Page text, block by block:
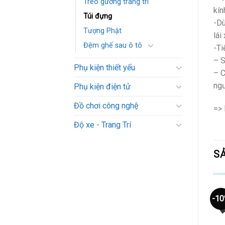
-
lái
-
–
–
=>
-
Túi đựng
Tượng Phật
Đệm ghế sau ô tô
Phụ kiện thiết yếu
Phụ kiện điện tử
Đồ chơi công nghệ
Độ xe - Trang Trí